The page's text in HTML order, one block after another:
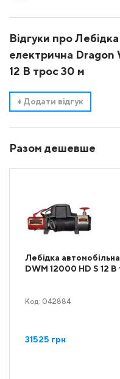
Відгуки про
електрична Dragon
12 В трос 30 м
+ Додати відгук
Разом дешевше
Лебідка
DWM 12000 HD S 12 В
Код: 042884
31525 грн